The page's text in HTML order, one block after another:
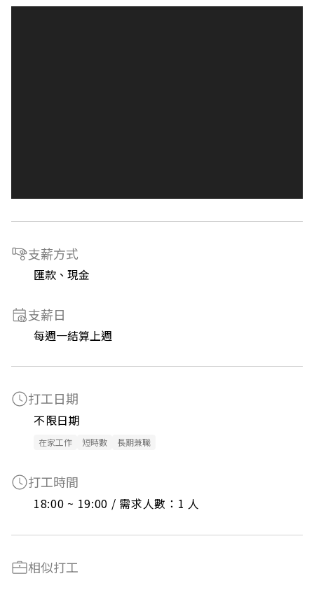
支薪方式
匯款、現金
支薪日
每週一結算上週
打工日期
不限日期
在家工作 短時數 長期兼職
打工時間
18:00 ~ 19:00 / 需求人數：1 人
相似打工